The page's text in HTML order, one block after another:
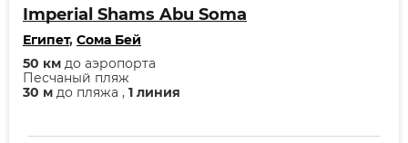
Imperial Shams Abu Soma
Египет, Сома Бей
30 м до пляжа , 1 линия
Песчаный пляж
50 км до аэропорта